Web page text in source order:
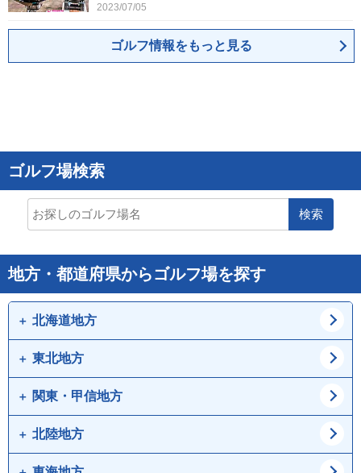
2023/07/05
ゴルフ情報をもっと見る
ゴルフ場検索
検索
地方・都道府県からゴルフ場を探す
北海道地方
道北
道央
東北地方
青森県
宮城県
山形県
関東・甲信地方
東京都
埼玉県
北陸地方